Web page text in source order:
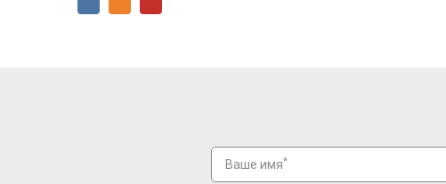
Ваше имя*